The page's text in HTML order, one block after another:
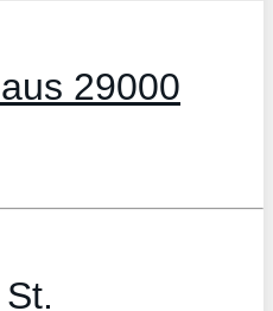
29000